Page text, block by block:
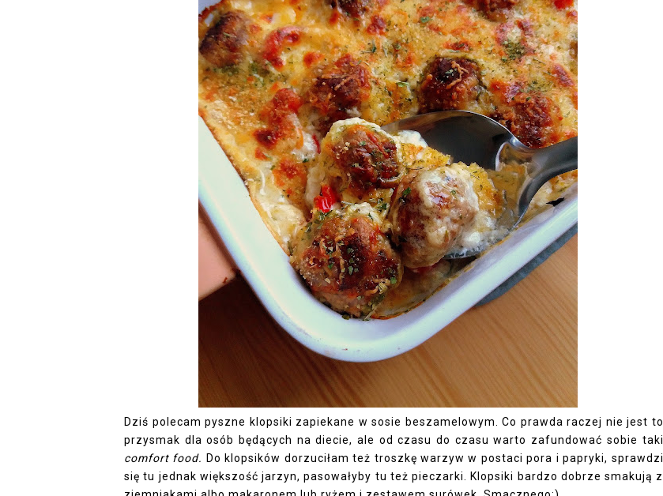
Dziś polecam pyszne klopsiki zapiekane w sosie beszamelowym. Co prawda raczej nie jest to
przysmak dla osób będących na diecie, ale od czasu do czasu warto zafundować sobie taki
comfort food. Do klopsików dorzuciłam też troszkę warzyw w postaci pora i papryki, sprawdzi
się tu jednak większość jarzyn, pasowałyby tu też pieczarki. Klopsiki bardzo dobrze smakują z